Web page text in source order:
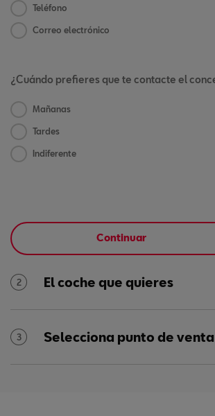
Teléfono
Correo electrónico
¿Cuándo prefieres que te contacte el
Mañanas
Tardes
Indiferente
Continuar
2 El coche que quieres
3 Selecciona punto de venta